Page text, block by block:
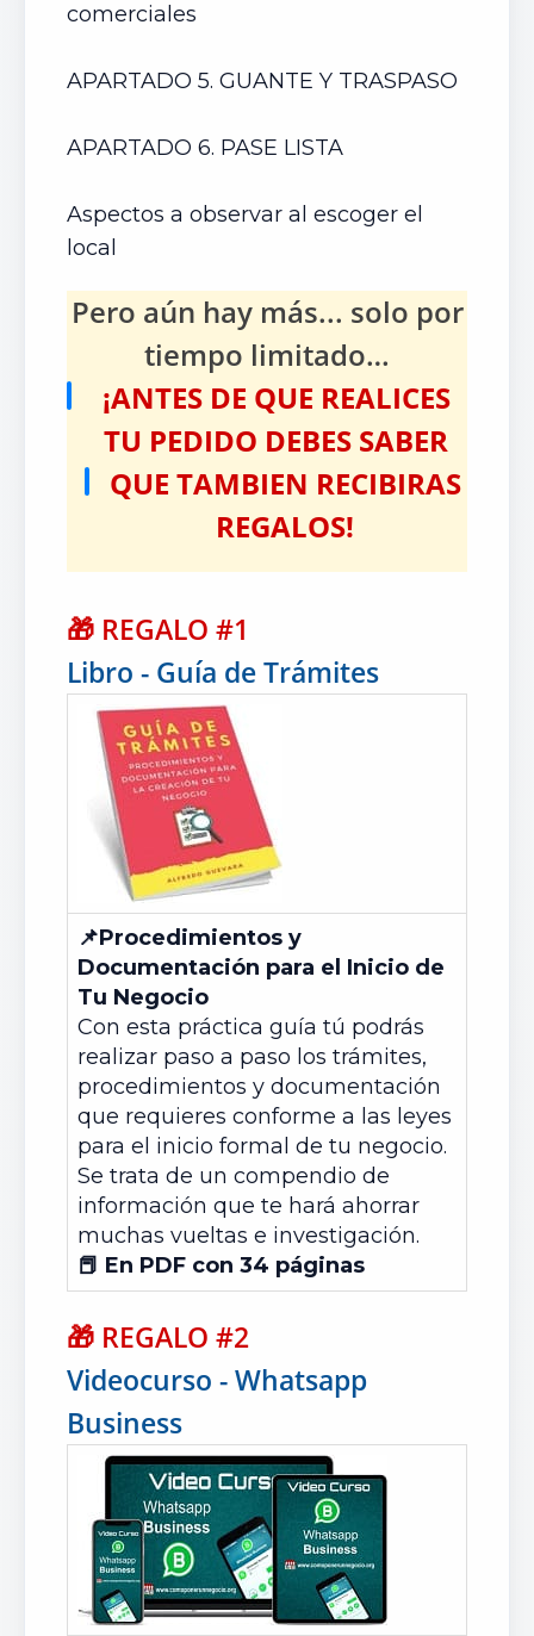
comerciales
APARTADO 5. GUANTE Y TRASPASO
APARTADO 6. PASE LISTA
Aspectos a observar al escoger el
local
Pero aún hay más... solo por
tiempo limitado…
¡ANTES DE QUE REALICES
TU PEDIDO DEBES SABER
QUE TAMBIEN RECIBIRAS
REGALOS!
🎁 REGALO #1
Libro - Guía de Trámites
📌Procedimientos y
Documentación para el Inicio de
Tu Negocio
Con esta práctica guía tú podrás
realizar paso a paso los trámites,
procedimientos y documentación
que requieres conforme a las leyes
para el inicio formal de tu negocio.
Se trata de un compendio de
información que te hará ahorrar
muchas vueltas e investigación.
📕 En PDF con 34 páginas
🎁 REGALO #2
Videocurso - Whatsapp
Business